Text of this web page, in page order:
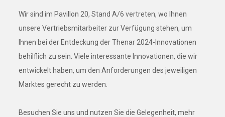
Wir sind im Pavillon 20, Stand A/6 vertreten, wo Ihnen
unsere Vertriebsmitarbeiter zur Verfügung stehen, um
Ihnen bei der Entdeckung der Thenar 2024-Innovationen
behilflich zu sein. Viele interessante Innovationen, die wir
entwickelt haben, um den Anforderungen des jeweiligen
Marktes gerecht zu werden.
Besuchen Sie uns und nutzen Sie die Gelegenheit, mehr